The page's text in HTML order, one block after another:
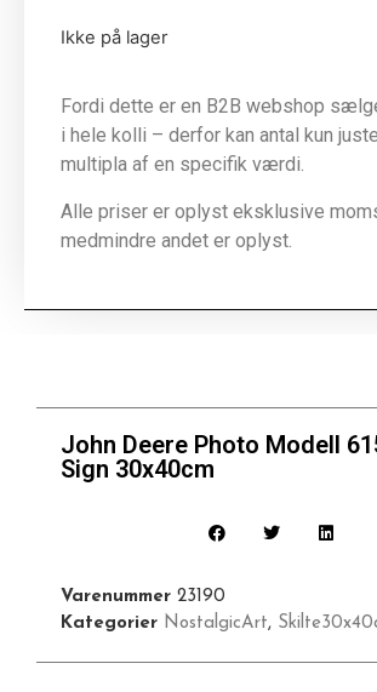
Ikke på lager
Fordi dette er en B2B webshop
i hele kolli – derfor kan antal kun
multipla af en specifik værdi.
Alle priser er oplyst eksklusive
medmindre andet er oplyst.
John Deere Photo Modell
Sign 30x40cm
Varenummer 23190
Kategorier NostalgicArt,